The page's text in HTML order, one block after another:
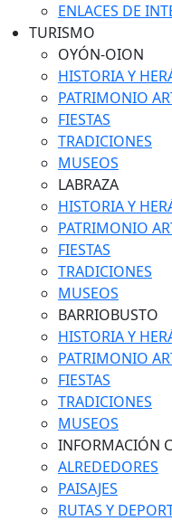
ENLACES DE
TURISMO
OYÓN-OION
HISTORIA Y
PATRIMONIO
FIESTAS
TRADICIONES
MUSEOS
LABRAZA
HISTORIA Y
PATRIMONIO
FIESTAS
TRADICIONES
MUSEOS
BARRIOBUSTO
HISTORIA Y
PATRIMONIO
FIESTAS
TRADICIONES
MUSEOS
INFORMACIÓN
ALREDEDORES
PAISAJES
RUTAS Y